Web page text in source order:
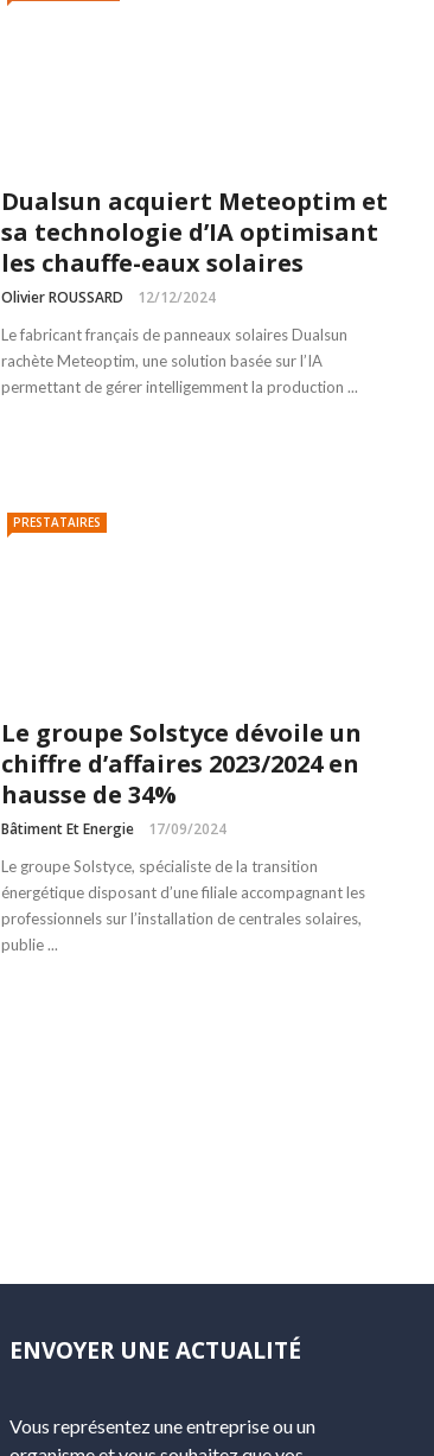
Dualsun acquiert Meteoptim et
sa technologie d’IA optimisant
les chauffe-eaux solaires
Olivier ROUSSARD 12/12/2024
Le fabricant français de panneaux solaires Dualsun
rachète Meteoptim, une solution basée sur l’IA
permettant de gérer intelligemment la production ...
PRESTATAIRES
Le groupe Solstyce dévoile un
chiffre d’affaires 2023/2024 en
hausse de 34%
Bâtiment Et Energie 17/09/2024
Le groupe Solstyce, spécialiste de la transition
énergétique disposant d’une filiale accompagnant les
professionnels sur l’installation de centrales solaires,
publie ...
ENVOYER UNE ACTUALITÉ
Vous représentez une entreprise ou un